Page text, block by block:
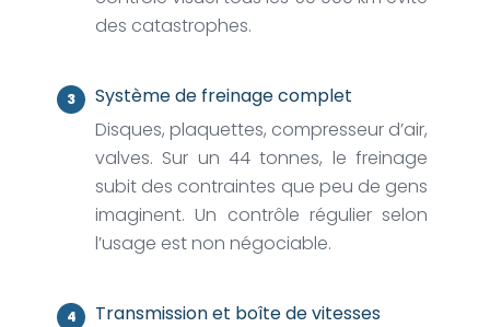
des catastrophes.
Système de freinage complet
Disques, plaquettes, compresseur d’air,
valves. Sur un 44 tonnes, le freinage
subit des contraintes que peu de gens
imaginent. Un contrôle régulier selon
l’usage est non négociable.
Transmission et boîte de vitesses